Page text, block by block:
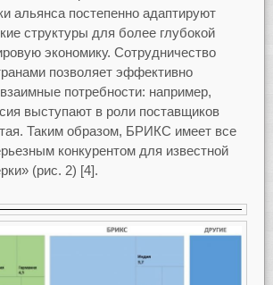
альянса постепенно адаптируют
структуры для более глубокой
экономику. Сотрудничество
позволяет эффективно
потребности: например,
выступают в роли поставщиков
Таким образом, БРИКС имеет все
конкурентом для известной
(рис. 2) [4].